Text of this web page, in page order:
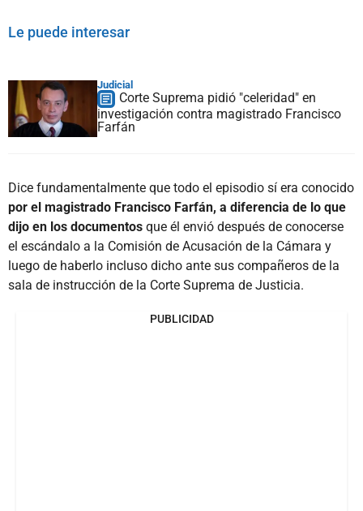
Le puede interesar
Judicial
Corte Suprema pidió "celeridad" en
investigación contra magistrado Francisco
Farfán
Dice fundamentalmente que todo el episodio sí era conocido
por el magistrado Francisco Farfán, a diferencia de lo que
dijo en los documentos que él envió después de conocerse
el escándalo a la Comisión de Acusación de la Cámara y
luego de haberlo incluso dicho ante sus compañeros de la
sala de instrucción de la Corte Suprema de Justicia.
PUBLICIDAD